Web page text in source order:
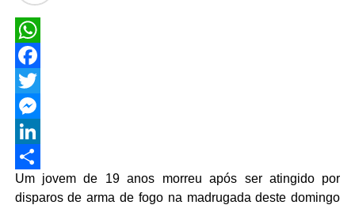
WhatsApp
Facebook
Twitter
Messenger
LinkedIn
Share
Um jovem de 19 anos morreu após ser atingido por
disparos de arma de fogo na madrugada deste domingo